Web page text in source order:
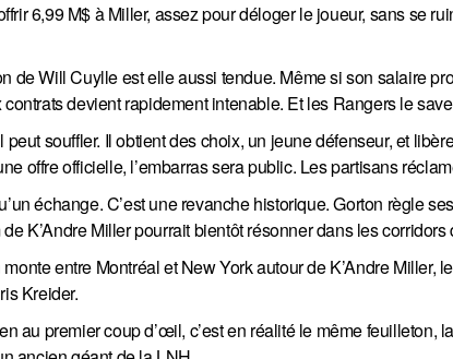
6,99 M$ à Miller, assez pour déloger le joueur, sans se
de Will Cuylle est elle aussi tendue. Même si son salaire
devient rapidement intenable. Et les Rangers le
souffler. Il obtient des choix, un jeune défenseur, et
offre officielle, l’embarras sera public. Les partisans
échange. C’est une revanche historique. Gorton règle
K’Andre Miller pourrait bientôt résonner dans les
entre Montréal et New York autour de K’Andre Miller,
Kreider.
au premier coup d’œil, c’est en réalité le même feuilleton,